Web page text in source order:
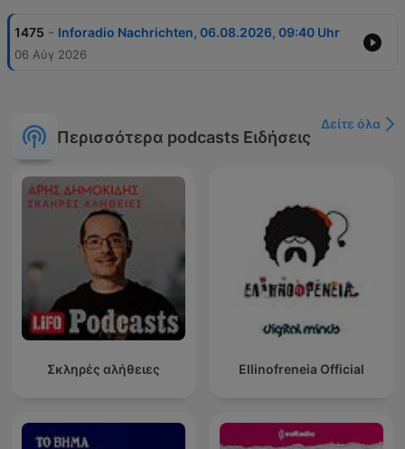
1475 - Inforadio Nachrichten, 06.08.2026, 09:40 Uhr
06 Αύγ 2026
Περισσότερα podcasts Ειδήσεις
Δείτε όλα
Σκληρές αλήθειες Ellinofreneia Official